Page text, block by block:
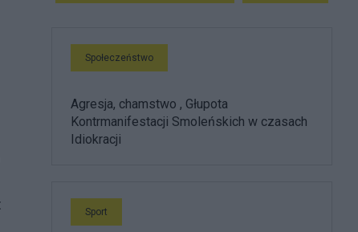
Społeczeństwo
Agresja, chamstwo , Głupota
Kontrmanifestacji Smoleńskich w czasach
Idiokracji
Sport